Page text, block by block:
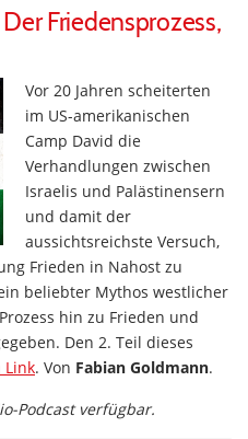
Friedensprozess,
Vor 20 Jahren scheiterten
im US-amerikanischen
Camp David die
Verhandlungen zwischen
Israelis und Palästinensern
und damit der
aussichtsreichste Versuch,
Frieden in Nahost zu
beliebter Mythos westlicher
hin zu Frieden und
Den 2. Teil dieses
Link. Von Fabian Goldmann.
Podcast verfügbar.